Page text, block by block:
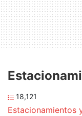
18,121
Estacionamientos